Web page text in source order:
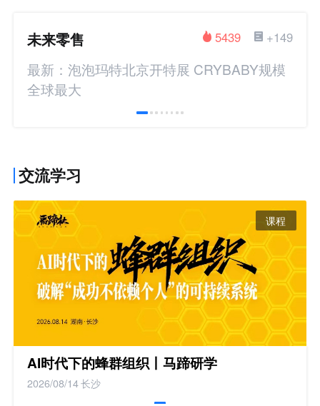
未来零售 +149
5439
最新：泡泡玛特北京开特展 CRYBABY规模
全球最大
交流学习
课程
AI时代下的蜂群组织丨马蹄研学
2026/08/14长沙